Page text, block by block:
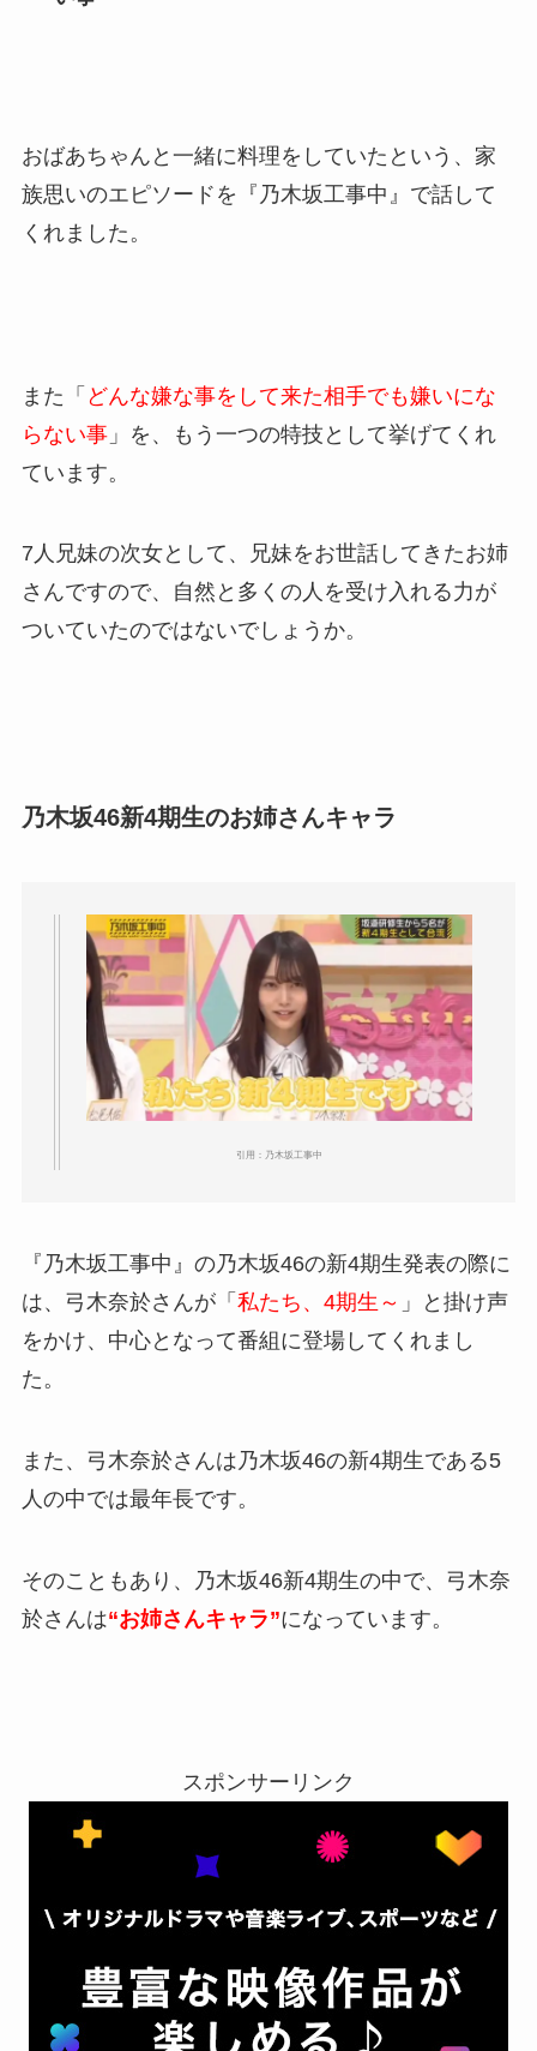
おばあちゃんと一緒に料理をしていたという、家
族思いのエピソードを『乃木坂工事中』で話して
くれました。
また「 どんな嫌な事をして来た相手でも嫌いにな
らない事」を、もう一つの特技として挙げてくれ
ています。
7人兄妹の次女として、兄妹をお世話してきたお姉
さんですので、自然と多くの人を受け入れる力が
ついていたのではないでしょうか。
乃木坂46新4期生のお姉さんキャラ
引用：乃木坂工事中
『乃木坂工事中』の乃木坂46の新4期生発表の際に
は、弓木奈於さんが「 私たち、4期生～ 」と掛け声
をかけ、中心となって番組に登場してくれまし
た。
また、弓木奈於さんは乃木坂46の新4期生である5
人の中では最年長です。
そのこともあり、乃木坂46新4期生の中で、弓木奈
於さんは“お姉さんキャラ”になっています。
スポンサーリンク